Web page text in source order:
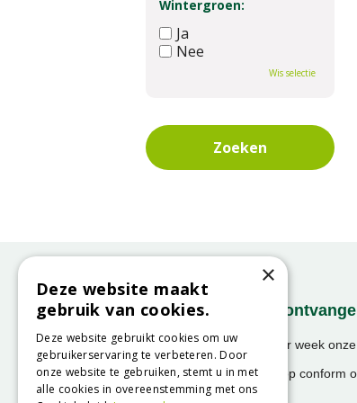
Wintergroen:
Ja
Nee
Wis selectie
Onze nieuwsbrief
Ontvang ongeveer 1x per week
activiteiten!
We slaan uw gegevens op conform
×
Deze website maakt
gebruik van cookies.
Deze website gebruikt cookies om uw
gebruikerservaring te verbeteren. Door
onze website te gebruiken, stemt u in met
alle cookies in overeenstemming met ons